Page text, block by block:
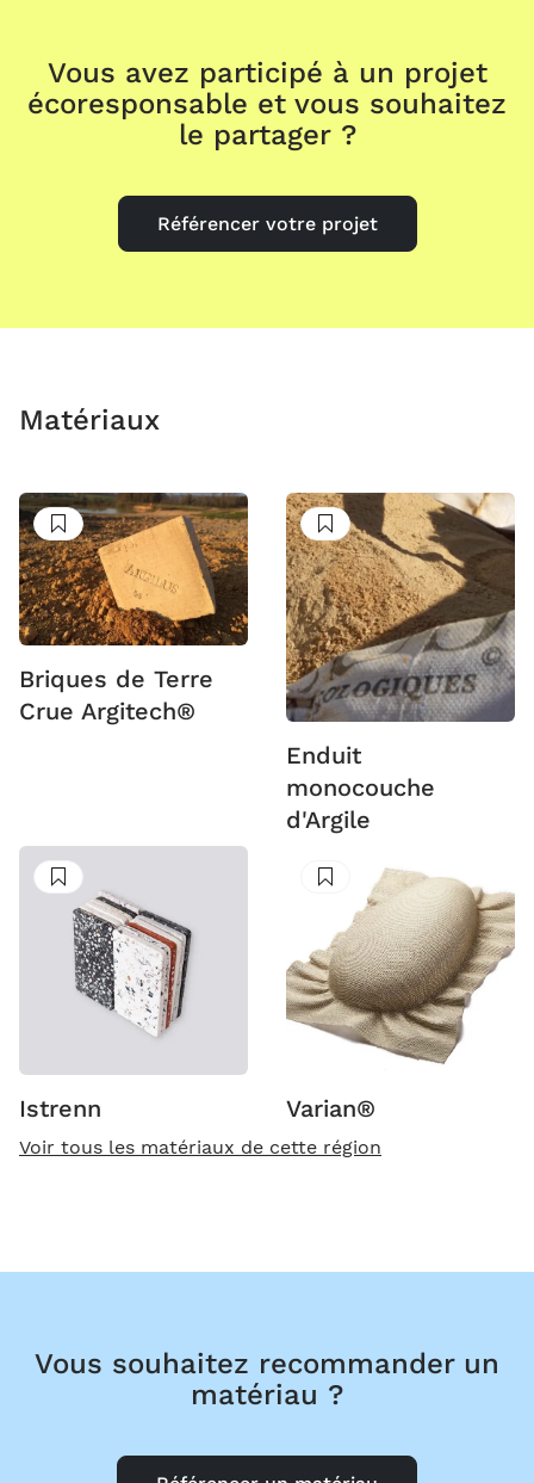
Vous avez participé à un projet
écoresponsable et vous souhaitez
le partager ?
Référencer votre projet
Matériaux
Suivre
Briques de Terre
Crue Argitech®
Suivre
Enduit
monocouche
d'Argile
Suivre
Istrenn
Suivre
Varian®
Voir tous les matériaux de cette région
Vous souhaitez recommander un
matériau ?